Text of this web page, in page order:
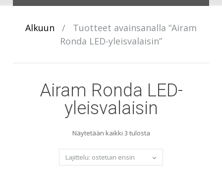
Alkuun /
Tuotteet avainsanalla “Airam
Ronda LED-yleisvalaisin”
Airam Ronda LED-
yleisvalaisin
Näytetään kaikki 3 tulostaSorted
by
popularity